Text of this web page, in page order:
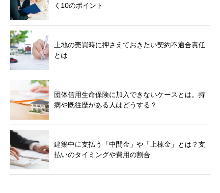
く10のポイント
土地の売買時に押さえておきたい契約不適合責任
とは
団体信用生命保険に加入できないケースとは。持
病や既往歴がある人はどうする？
建築中に支払う「中間金」や「上棟金」とは？支
払いのタイミングや費用の割合